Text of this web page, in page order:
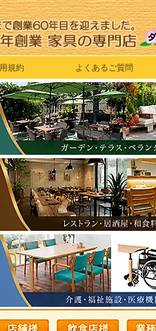
規約 よくあるご質問